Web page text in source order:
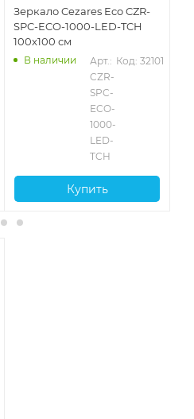
Зеркало Cezares Eco CZR-
SPC-ECO-1000-LED-TCH
100x100 см
В наличии
Арт.:
CZR-
SPC-
ECO-
1000-
LED-
TCH
Код: 32101
Купить